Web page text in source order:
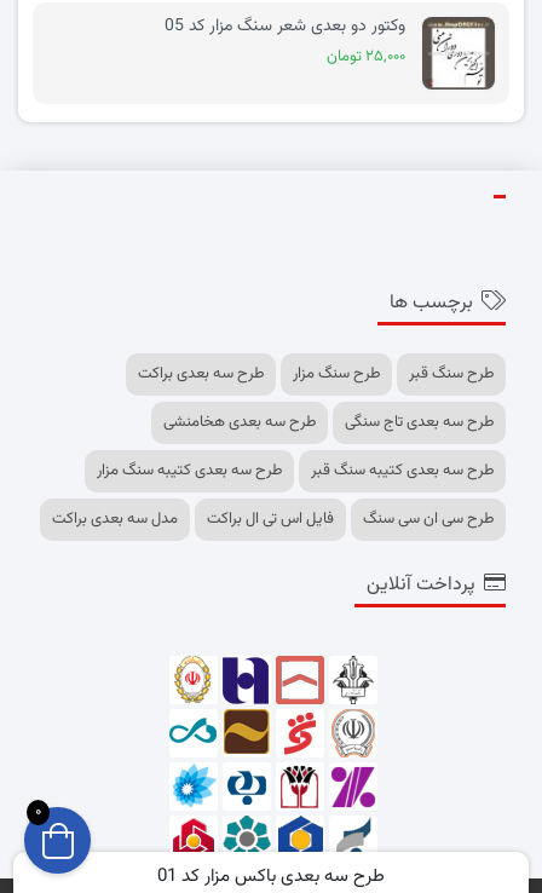
وکتور دو بعدی شعر سنگ مزار کد 05
۲۵,۰۰۰ تومان
برچسب ها
طرح سنگ قبر طرح سنگ مزار
طرح سه بعدی براکت
طرح سه بعدی تاج سنگی
طرح سه بعدی هخامنشی
طرح سه بعدی کتیبه سنگ قبر
طرح سه بعدی کتیبه سنگ مزار
طرح سی ان سی سنگ
فایل اس تی ال براکت مدل سه بعدی براکت
پرداخت آنلاین
0
طرح سه بعدی باکس مزار کد 01